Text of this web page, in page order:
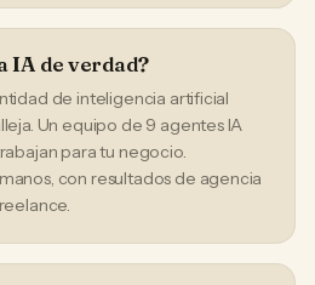
IA de verdad?
de inteligencia artificial
Un equipo de 9 agentes IA
para tu negocio.
con resultados de agencia